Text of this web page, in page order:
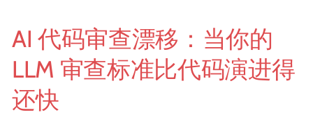
AI 代码审查漂移：当你的
LLM 审查标准比代码演进得
还快